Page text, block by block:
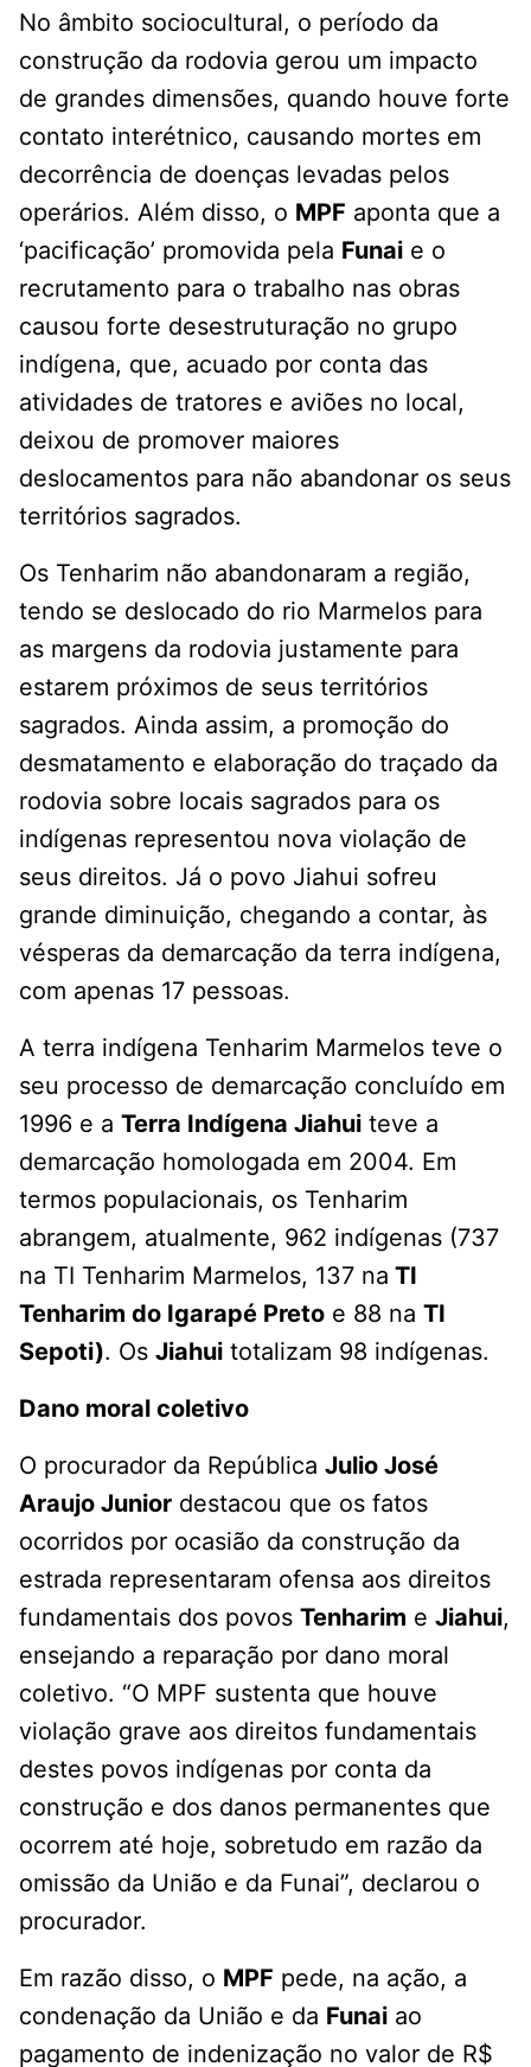
No âmbito sociocultural, o período da
construção da rodovia gerou um impacto
de grandes dimensões, quando houve forte
contato interétnico, causando mortes em
decorrência de doenças levadas pelos
operários. Além disso, o MPF aponta que a
‘pacificação’ promovida pela Funai e o
recrutamento para o trabalho nas obras
causou forte desestruturação no grupo
indígena, que, acuado por conta das
atividades de tratores e aviões no local,
deixou de promover maiores
deslocamentos para não abandonar os seus
territórios sagrados.
Os Tenharim não abandonaram a região,
tendo se deslocado do rio Marmelos para
as margens da rodovia justamente para
estarem próximos de seus territórios
sagrados. Ainda assim, a promoção do
desmatamento e elaboração do traçado da
rodovia sobre locais sagrados para os
indígenas representou nova violação de
seus direitos. Já o povo Jiahui sofreu
grande diminuição, chegando a contar, às
vésperas da demarcação da terra indígena,
com apenas 17 pessoas.
A terra indígena Tenharim Marmelos teve o
seu processo de demarcação concluído em
1996 e a Terra Indígena Jiahui teve a
demarcação homologada em 2004. Em
termos populacionais, os Tenharim
abrangem, atualmente, 962 indígenas (737
na TI Tenharim Marmelos, 137 na TI
Tenharim do Igarapé Preto e 88 na TI
Sepoti). Os Jiahui totalizam 98 indígenas.
Dano moral coletivo
O procurador da República Julio José
Araujo Junior destacou que os fatos
ocorridos por ocasião da construção da
estrada representaram ofensa aos direitos
fundamentais dos povos Tenharim e Jiahui,
ensejando a reparação por dano moral
coletivo. “O MPF sustenta que houve
violação grave aos direitos fundamentais
destes povos indígenas por conta da
construção e dos danos permanentes que
ocorrem até hoje, sobretudo em razão da
omissão da União e da Funai”, declarou o
procurador.
Em razão disso, o MPF pede, na ação, a
condenação da União e da Funai ao
pagamento de indenização no valor de R$